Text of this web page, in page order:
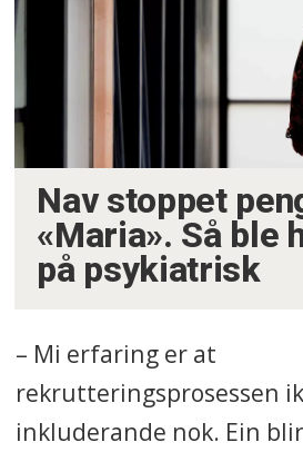
Nav stoppet
«Maria». Så ble
på psykiatrisk
– Mi erfaring er at
rekrutteringsprosessen
inkluderande nok. Ein